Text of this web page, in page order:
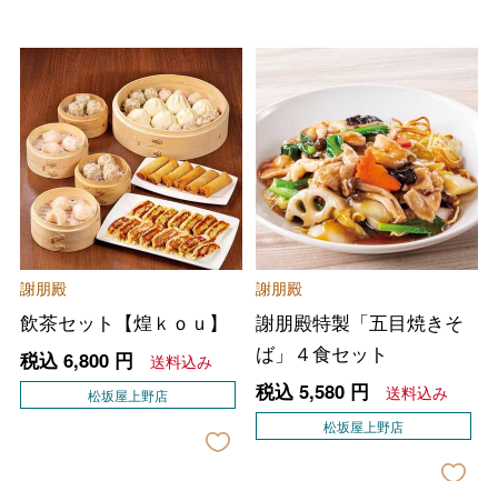
謝朋殿
飲茶セット【煌ｋｏｕ】
税込 6,800円 送料込み
松坂屋上野店
謝朋殿
謝朋殿特製「五目焼きそ
ば」４食セット
税込 5,580円 送料込み
松坂屋上野店